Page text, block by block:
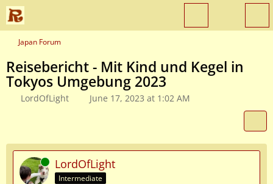
Japan Forum
Reisebericht - Mit Kind und Kegel in
Tokyos Umgebung 2023
LordOfLight June 17, 2023 at 1:02 AM
Online LordOfLight
Intermediate